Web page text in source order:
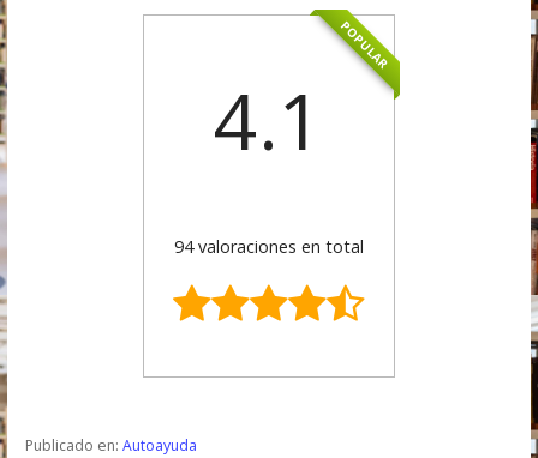
POPULAR
4.1
94 valoraciones en total
Publicado en: Autoayuda